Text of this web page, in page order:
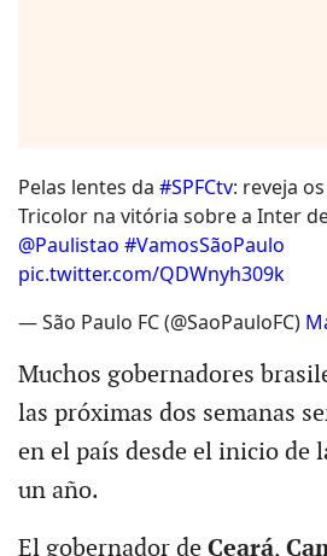
Pelas lentes da #SPFCtv: reveja
Tricolor na vitória sobre a Inter
@Paulistao #VamosSãoPaulo
pic.twitter.com/QDWnyh309k
— São Paulo FC (@SaoPauloFC)
Muchos gobernadores
las próximas dos semanas
en el país desde el inicio de
un año.
El gobernador de Ceará,